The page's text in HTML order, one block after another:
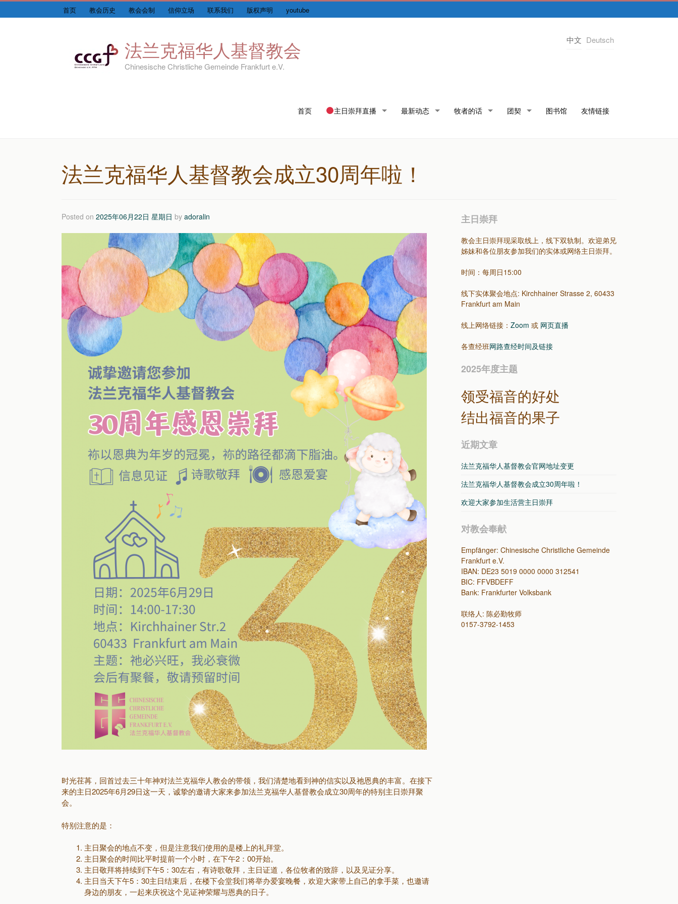
首页 教会历史 教会会制 信仰立场 联系我们 版权声明 youtube
法兰克福华人基督教会
Chinesische Christliche Gemeinde Frankfurt e.V.
中文 Deutsch
Skip
首页 主日崇拜直播 最新动态 牧者的话 团契 图书馆 友情链接
法兰克福华人基督教会成立30周年啦！
Posted on 2025年06月22日 星期日 by adoralin
时光荏苒，回首过去三十年神对法兰克福华人教会的带领，我们清楚地看到神的信实以及祂恩典的丰富。在接下
来的主日2025年6月29日这一天，诚挚的邀请大家来参加法兰克福华人基督教会成立30周年的特别主日崇拜聚
会。
特别注意的是：
主日聚会的地点不变，但是注意我们使用的是楼上的礼拜堂。
主日聚会的时间比平时提前一个小时，在下午2：00开始。
主日敬拜将持续到下午5：30左右，有诗歌敬拜，主日证道，各位牧者的致辞，以及见证分享。
主日当天下午5：30主日结束后，在楼下会堂我们将举办爱宴晚餐，欢迎大家带上自己的拿手菜，也邀请
身边的朋友，一起来庆祝这个见证神荣耀与恩典的日子。
主日崇拜
教会主日崇拜现采取线上，线下双轨制。欢迎弟兄
姊妹和各位朋友参加我们的实体或网络主日崇拜。
时间：每周日15:00
线下实体聚会地点: Kirchhainer Strasse 2, 60433
Frankfurt am Main
线上网络链接： Zoom 或 网页直播
各查经班网路查经时间及链接
2025年度主题
领受福音的好处
结出福音的果子
近期文章
法兰克福华人基督教会官网地址变更
法兰克福华人基督教会成立30周年啦！
欢迎大家参加生活营主日崇拜
对教会奉献
Empfänger: Chinesische Christliche Gemeinde
Frankfurt e.V.
IBAN: DE23 5019 0000 0000 312541
BIC: FFVBDEFF
Bank: Frankfurter Volksbank
联络人: 陈必勤牧师
0157-3792-1453